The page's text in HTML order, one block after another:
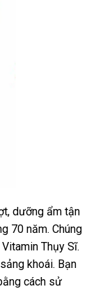
dưỡng ẩm tận
70 năm. Chúng
Thụy Sĩ.
khoái. Bạn
cách sử